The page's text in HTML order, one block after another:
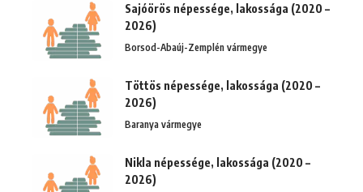
Sajóörös népessége, lakossága (2020 –
2026)
Borsod-Abaúj-Zemplén vármegye
Töttös népessége, lakossága (2020 –
2026)
Baranya vármegye
Nikla népessége, lakossága (2020 –
2026)